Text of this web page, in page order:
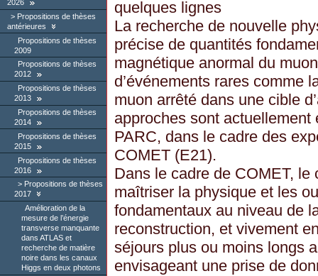
2026
Propositions de thèses
antérieures
Propositions de thèses
2009
Propositions de thèses
2012
Propositions de thèses
2013
Propositions de thèses
2014
Propositions de thèses
2015
Propositions de thèses
2016
Propositions de thèses
2017
Amélioration de la
mesure de l’énergie
transverse manquante
dans ATLAS et
recherche de matière
noire dans les canaux
Higgs en deux photons
quelques lignes
La recherche de nouvelle
précise de quantités
magnétique anormal du
d’événements rares comme
muon arrêté dans une cible
approches sont
PARC, dans le cadre des
COMET (E21).
Dans le cadre de COMET, le
maîtriser la physique et les
fondamentaux au niveau de
reconstruction, et vivement
séjours plus ou moins longs
envisageant une prise de